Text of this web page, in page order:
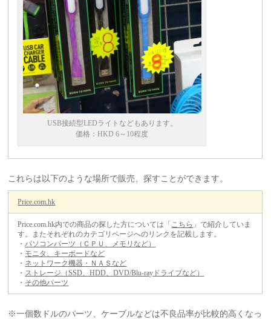
USB接続型LEDライトなどもあります。
価格：HKD 6～10程度
これらは以下のような場所で販売、探すことができます。
Price.com.hk
Price.com.hk内での商品の探した方については「こちら 」で紹介していま
す。またそれぞれのカテゴリページへのリンクを記載します。
・パソコンパーツ（ＣＰＵ、メモリなど）
・ モニタ、キーボードなど
・ ネットワーク機器・ＮＡＳなど
・ ストレージ（SSD、HDD、DVD/Blu-rayドライブなど）
・ その他パーツ
※一個数ドルのパーツ、ケーブルなどは不良品率が比較的高くなっ